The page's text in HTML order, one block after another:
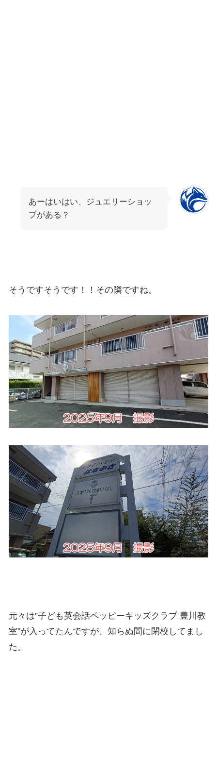
あーはいはい、ジュエリーショッ
プがある？
そうですそうです！！その隣ですね。
元々は”子ども英会話ペッピーキッズクラブ 豊川教
室”が入ってたんですが、知らぬ間に閉校してまし
た。